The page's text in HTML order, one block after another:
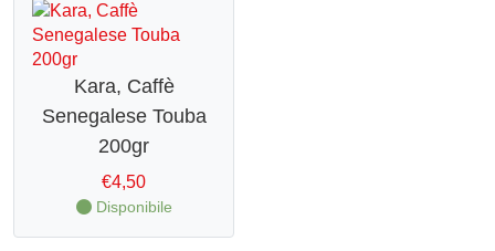
Spezie
Condimenti e Conserve
Halawa/Halva
Kara, Caffè
Senegalese Touba
200gr
€4,50
Disponibile